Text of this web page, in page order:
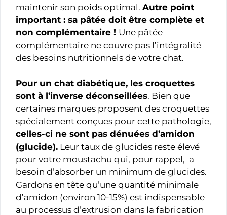
maintenir son poids optimal. Autre point
important : sa pâtée doit être complète et
non complémentaire ! Une pâtée
complémentaire ne couvre pas l’intégralité
des besoins nutritionnels de votre chat.
Pour un chat diabétique, les croquettes
sont à l’inverse déconseillées. Bien que
certaines marques proposent des croquettes
spécialement conçues pour cette pathologie,
celles-ci ne sont pas dénuées d’amidon
(glucide). Leur taux de glucides reste élevé
pour votre moustachu qui, pour rappel, a
besoin d’absorber un minimum de glucides.
Gardons en tête qu’une quantité minimale
d’amidon (environ 10-15%) est indispensable
au processus d’extrusion dans la fabrication